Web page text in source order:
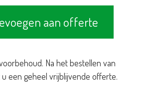
aan offerte
Na het bestellen van
een geheel vrijblijvende offerte.